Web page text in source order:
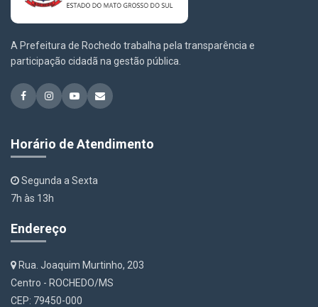
A Prefeitura de Rochedo trabalha pela transparência e
participação cidadã na gestão pública.
Horário de Atendimento
Segunda a Sexta
7h às 13h
Endereço
Rua. Joaquim Murtinho, 203
Centro - ROCHEDO/MS
CEP: 79450-000